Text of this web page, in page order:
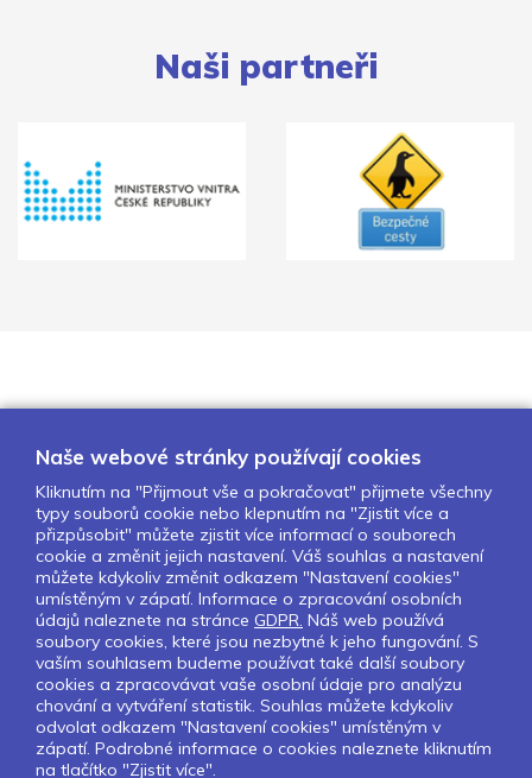
Naši partneři
O nás Naše projekty
Pro školy
Partneři
Kontakty
GDPR
Nastavení cookies
Sledujte nás:
Pokud chcete dostávat pravidelný
Naše webové stránky používají cookies
Kliknutím na "Přijmout vše a pokračovat" přijmete všechny
typy souborů cookie nebo klepnutím na "Zjistit více a
přizpůsobit" můžete zjistit více informací o souborech
cookie a změnit jejich nastavení. Váš souhlas a nastavení
můžete kdykoliv změnit odkazem "Nastavení cookies"
umístěným v zápatí. Informace o zpracování osobních
údajů naleznete na stránce GDPR. Náš web používá
soubory cookies, které jsou nezbytné k jeho fungování. S
vaším souhlasem budeme používat také další soubory
cookies a zpracovávat vaše osobní údaje pro analýzu
chování a vytváření statistik. Souhlas můžete kdykoliv
odvolat odkazem "Nastavení cookies" umístěným v
zápatí. Podrobné informace o cookies naleznete kliknutím
na tlačítko "Zjistit více".